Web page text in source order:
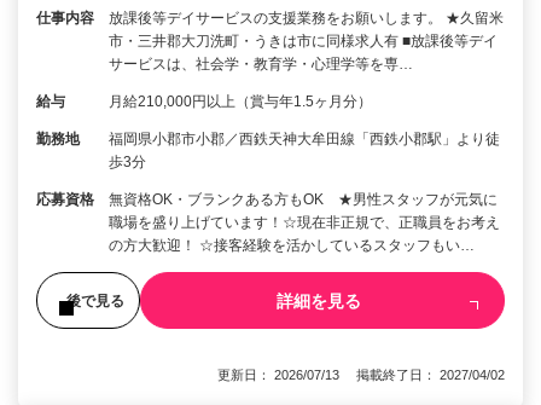
仕事内容
放課後等デイサービスの支援業務をお願いします。 ★久留米
市・三井郡大刀洗町・うきは市に同様求人有 ■放課後等デイ
サービスは、社会学・教育学・心理学等を専…
給与 月給210,000円以上（賞与年1.5ヶ月分）
勤務地
福岡県小郡市小郡／西鉄天神大牟田線「西鉄小郡駅」より徒
歩3分
応募資格
無資格OK・ブランクある方もOK ★男性スタッフが元気に
職場を盛り上げています！☆現在非正規で、正職員をお考え
の方大歓迎！ ☆接客経験を活かしているスタッフもい…
後で見る 詳細を見る
更新日： 2026/07/13 掲載終了日： 2027/04/02